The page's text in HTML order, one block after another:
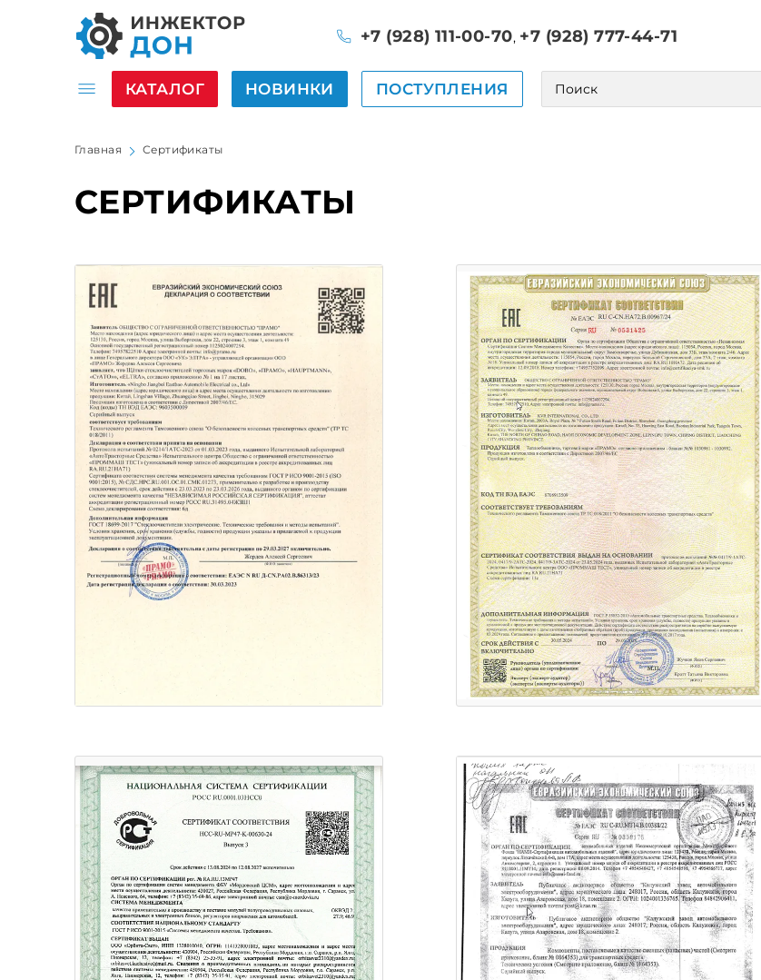
+7 (928) 111-00-70, +7 (928) 777-44-71
КАТАЛОГ НОВИНКИ ПОСТУПЛЕНИЯ
Главная Сертификаты
СЕРТИФИКАТЫ